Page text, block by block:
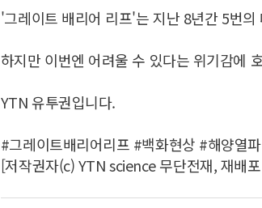
'그레이트 배리어 리프'는 지난 8년간 5번
하지만 이번엔 어려울 수 있다는 위기감에
YTN 유투권입니다.
#그레이트배리어리프 #백화현상 #해양열
[저작권자(c) YTN science 무단전재, 재배